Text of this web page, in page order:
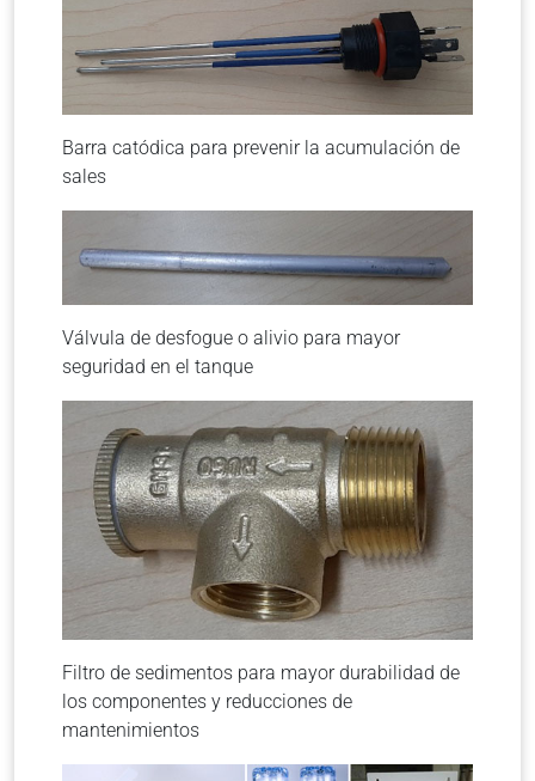
Barra catódica para prevenir la acumulación de
sales
Válvula de desfogue o alivio para mayor
seguridad en el tanque
Filtro de sedimentos para mayor durabilidad de
los componentes y reducciones de
mantenimientos